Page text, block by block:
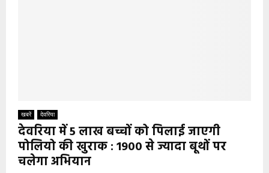
खबरें देवरिया
देवरिया में 5 लाख बच्चों को पिलाई जाएगी
पोलियो की खुराक : 1900 से ज्यादा बूथों पर
चलेगा अभियान